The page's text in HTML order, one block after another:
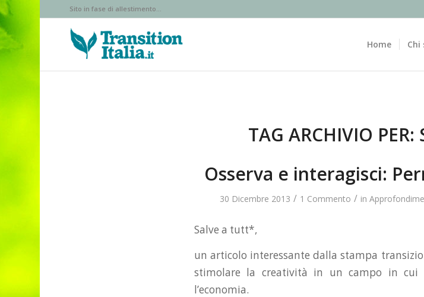
Sito in fase di allestimento...
Home Chi
TAG ARCHIVIO PER:
Osserva e interagisci:
30 Dicembre 2013 / 1 Commento / in
Salve a tutt*,
un articolo interessante dalla stampa
stimolare la creatività in un campo in cui
l’economia.